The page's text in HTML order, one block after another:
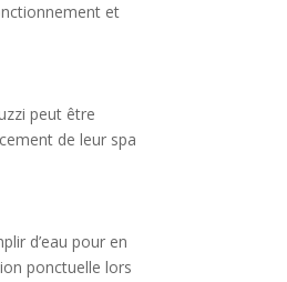
et
peut être
de leur spa
d’eau pour en
ponctuelle lors